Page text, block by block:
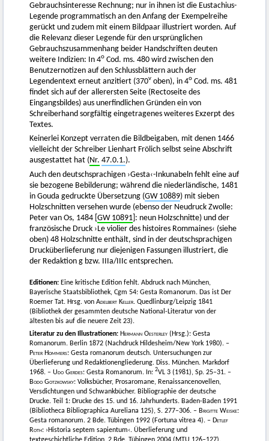
Gebrauchsinteresse Rechnung; nur in ihnen ist die Eustachius-
Legende programmatisch an den Anfang der Exempelreihe
gerückt und zudem mit einem Bildpaar illustriert worden. Auf
die Relevanz dieser Legende für den ursprünglichen
Gebrauchszusammenhang beider Handschriften deuten
weitere Indizien: In 4o Cod. ms. 480 wird zwischen den
Benutzernotizen auf den Schlussblättern auch der
Legendentext erneut anzitiert (370v oben), in 4o Cod. ms. 481
findet sich auf der allerersten Seite (Rectoseite des
Eingangsbildes) aus unerfindlichen Gründen ein von
Schreiberhand sorgfältig eingetragenes weiteres Exzerpt des
Textes.
Keinerlei Konzept verraten die Bildbeigaben, mit denen 1466
vielleicht der Schreiber Lienhart Frölich selbst seine Abschrift
ausgestattet hat (Nr. 47.0.1.).
Auch den deutschsprachigen ›Gesta‹-Inkunabeln fehlt eine auf
sie bezogene Bebilderung; während die niederländische, 1481
in Gouda gedruckte Übersetzung (GW 10889) mit sieben
Holzschnitten versehen wurde (ebenso der Neudruck Zwolle:
Peter van Os, 1484 [GW 10891 ]: neun Holzschnitte) und der
französische Druck ›Le violier des histoires Rommaines‹ (siehe
oben) 48 Holzschnitte enthält, sind in der deutschsprachigen
Drucküberlieferung nur diejenigen Fassungen illustriert, die
der Redaktion g bzw. IIIa/IIIc entsprechen.
Editionen: Eine kritische Edition fehlt. Abdruck nach München,
Bayerische Staatsbibliothek, Cgm 54: Gesta Romanorum. Das ist Der
Roemer Tat. Hrsg. vonAdelbert Keller. Quedlinburg/Leipzig 1841
(Bibliothek der gesammten deutsche National-Literatur von der
ältesten bis auf die neuere Zeit 23).
Literatur zu den Illustrationen: Hermann Oesterley (Hrsg.): Gesta
Romanorum. Berlin 1872 (Nachdruck Hildesheim/New York 1980). –
Peter Hommers: Gesta romanorum deutsch. Untersuchungen zur
Überlieferung und Redaktionengliederung. Diss. München. Markdorf
1968. –Udo Gerdes: Gesta Romanorum. In:2VL 3 (1981), Sp. 25–31. –
Bodo Gotzkowsky: Volksbücher, Prosaromane, Renaissancenovellen,
Versdichtungen und Schwankbücher. Bibliographie der deutsche
Drucke. Teil 1: Drucke des 15. und 16. Jahrhunderts. Baden-Baden 1991
(Bibliotheca Bibliographica Aureliana 125), S. 277–306. – Brigitte Weiske:
Gesta romanorum. 2 Bde. Tübingen 1992 (Fortuna vitrea 4). – Detlef
Roth: ›Historia septem sapientum‹. Überlieferung und